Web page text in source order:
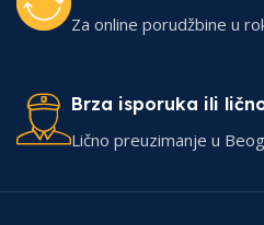
Za online porudžbine u
Brza isporuka ili
Lično preuzimanje u